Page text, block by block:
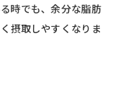
時でも、余分な脂肪
摂取しやすくなりま